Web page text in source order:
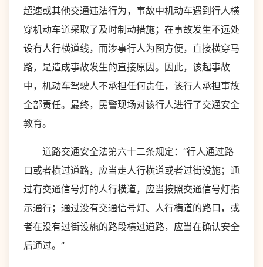
超速或其他交通违法行为，事故中机动车遇到行人横
穿机动车道采取了及时制动措施；在事故发生不远处
设有人行横道线，而涉事行人为图方便，直接横穿马
路，是造成事故发生的直接原因。因此，该起事故
中，机动车驾驶人不承担任何责任，该行人承担事故
全部责任。最终，民警现场对该行人进行了交通安全
教育。
道路交通安全法第六十二条规定：“行人通过路
口或者横过道路，应当走人行横道或者过街设施；通
过有交通信号灯的人行横道，应当按照交通信号灯指
示通行；通过没有交通信号灯、人行横道的路口，或
者在没有过街设施的路段横过道路，应当在确认安全
后通过。”